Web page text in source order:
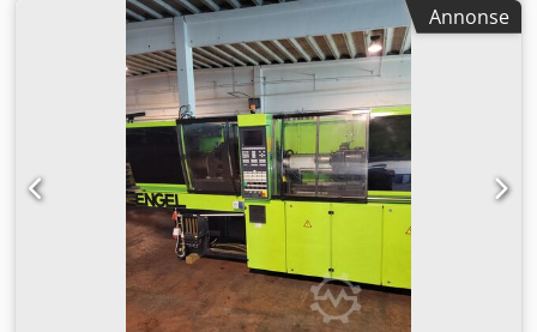
foran: 1008 mm Sporvidde bak: 932 mm Maskinvekt ca.:
3,64 t Dksdpfx Amsr Dg H Ejbjr Plassbehov ca.: 3,8 x 1,25 x
Annonse